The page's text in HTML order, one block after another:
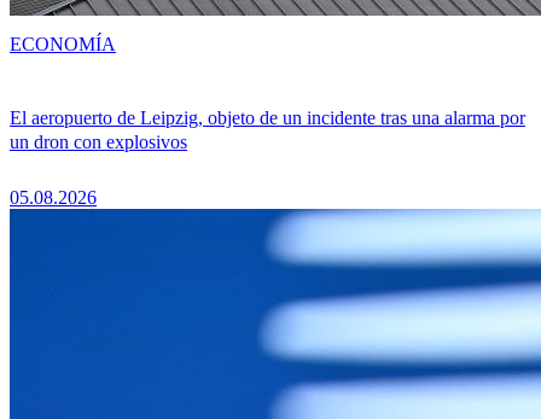
El aeropuerto de Leipzig, objeto de un incidente tras una alarma por
un dron con explosivos
05.08.2026
ECONOMÍA